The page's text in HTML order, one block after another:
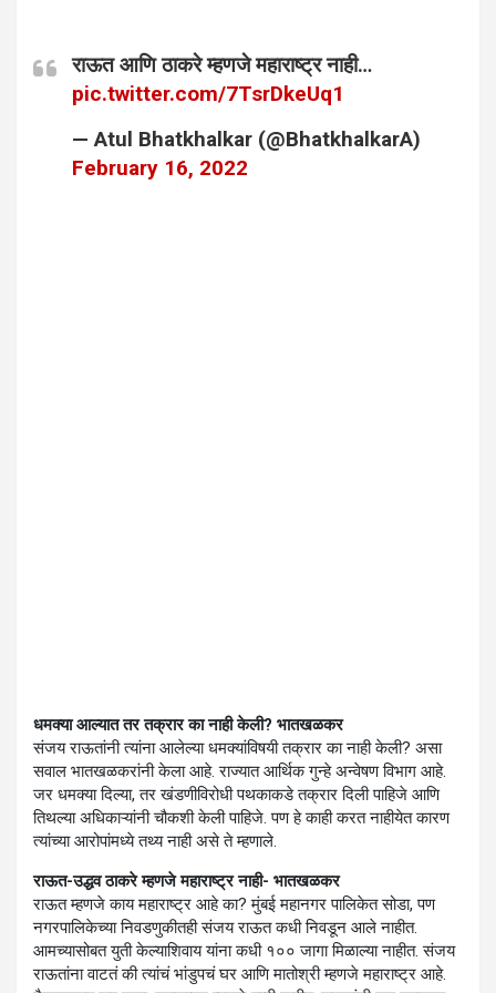
राऊत आणि ठाकरे म्हणजे महाराष्ट्र नाही…
pic.twitter.com/7TsrDkeUq1
— Atul Bhatkhalkar (@BhatkhalkarA)
February 16, 2022
धमक्या आल्यात तर तक्रार का नाही केली? भातखळकर
संजय राऊतांनी त्यांना आलेल्या धमक्यांविषयी तक्रार का नाही केली? असा
सवाल भातखळकरांनी केला आहे. राज्यात आर्थिक गुन्हे अन्वेषण विभाग आहे.
जर धमक्या दिल्या, तर खंडणीविरोधी पथकाकडे तक्रार दिली पाहिजे आणि
तिथल्या अधिकाऱ्यांनी चौकशी केली पाहिजे. पण हे काही करत नाहीयेत कारण
त्यांच्या आरोपांमध्ये तथ्य नाही असे ते म्हणाले.
राऊत-उद्धव ठाकरे म्हणजे महाराष्ट्र नाही- भातखळकर
राऊत म्हणजे काय महाराष्ट्र आहे का? मुंबई महानगर पालिकेत सोडा, पण
नगरपालिकेच्या निवडणुकीतही संजय राऊत कधी निवडून आले नाहीत.
आमच्यासोबत युती केल्याशिवाय यांना कधी १०० जागा मिळाल्या नाहीत. संजय
राऊतांना वाटतं की त्यांचं भांडुपचं घर आणि मातोश्री म्हणजे महाराष्ट्र आहे.